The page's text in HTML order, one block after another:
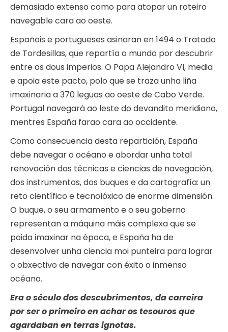
demasiado extenso como para atopar un roteiro
navegable cara ao oeste.
Españois e portugueses asinaran en 1494 o Tratado
de Tordesillas, que repartía o mundo por descubrir
entre os dous imperios. O Papa Alejandro VI, media
e apoia este pacto, polo que se traza unha liña
imaxinaria a 370 leguas ao oeste de Cabo Verde.
Portugal navegará ao leste do devandito meridiano,
mentres España farao cara ao occidente.
Como consecuencia desta repartición, España
debe navegar o océano e abordar unha total
renovación das técnicas e ciencias de navegación,
dos instrumentos, dos buques e da cartografía: un
reto científico e tecnolóxico de enorme dimensión.
O buque, o seu armamento e o seu goberno
representan a máquina máis complexa que se
poida imaxinar na época, e España ha de
desenvolver unha ciencia moi punteira para lograr
o obxectivo de navegar con éxito o inmenso
océano.
Era o século dos descubrimentos, da carreira
por ser o primeiro en achar os tesouros que
agardaban en terras ignotas.